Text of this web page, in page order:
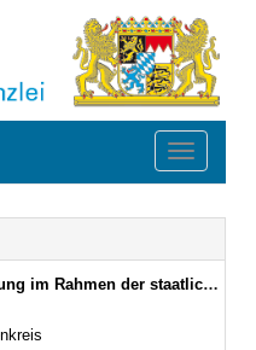
Toggle
der staatlichen Wohnungsfürsorge